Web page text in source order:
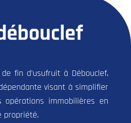
fin d’usufruit à Débouclef,
visant à simplifier
opérations immobilières en
propriété.